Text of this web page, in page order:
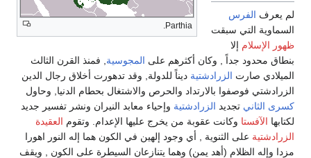
Parthia.
لم يعرف الفرس
السماوية التي سبقت
ظهور الإسلام إلا
بنطاق محدود جداً , وكان أكثرهم على المجوسية , فمنذ القرن الثالث
الميلادي صارت الزرادشتية ديناً للدولة, وقد تدهورت أخلاق رجال الدين
الزرادشتي فوصفوا بالارتداد والحرص والاشتغال بحطام الدنيا, وحاول
كسرى الثاني تجديد الزرادشتية وإحياء معابد النيران ونشر تفسير جديد
لكتابها الآفستا وكانت عقوبة من يخرج عليها الإعدام. وتقوم العقيدة
الزرادشتية على الثنوية , أي وجود إلهين في الكون هما إله النور اهورا
مزدا وإله الظلام (أهد يمن) وهما يتنازعان السيطرة على الكون , ويقف